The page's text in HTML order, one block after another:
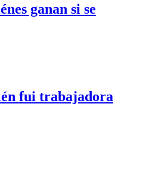
ganan si se
fui trabajadora